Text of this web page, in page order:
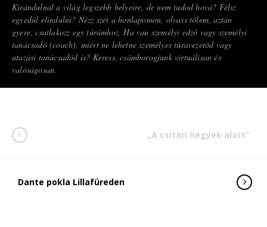
Kirándulnál a világ legszebb helyeire, de nem tudod hová? Félsz
egyedül elindulni? Nézz szét a honlapomon, olvass tőlem, aztán
gyere, csatlakozz egy túrámhoz. Ha van személyi edző vagy személyi
tanácsadó (coach), miért ne lehetne személyes túravezetőd vagy
utazási tanácsadód is? Keress, csámborogjunk virtuálisan és
valóságosan.
„A csitári hegyek alatt”
Dante pokla Lillafüreden